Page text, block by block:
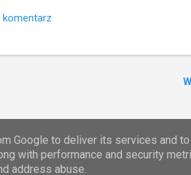
komentarz
Google to deliver its services and
with performance and security
address abuse.